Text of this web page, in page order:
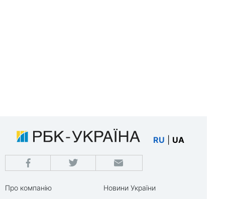
RU UA
Про компанію
Новини України